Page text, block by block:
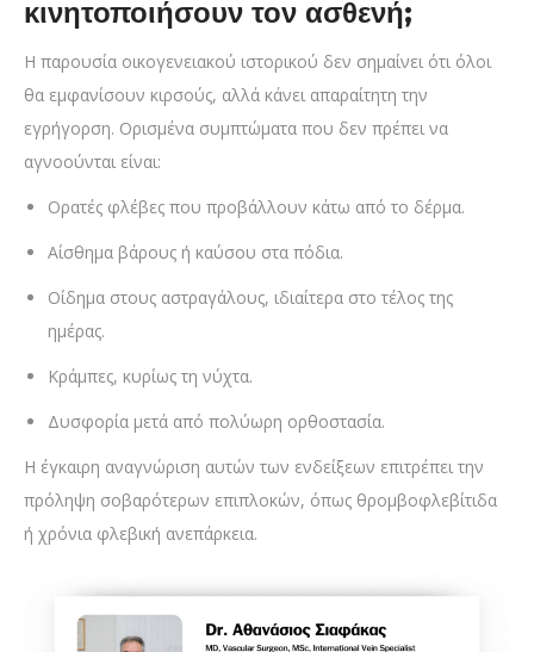
κινητοποιήσουν τον ασθενή;
Η παρουσία οικογενειακού ιστορικού δεν σημαίνει ότι όλοι
θα εμφανίσουν κιρσούς, αλλά κάνει απαραίτητη την
εγρήγορση. Ορισμένα συμπτώματα που δεν πρέπει να
αγνοούνται είναι:
Ορατές φλέβες που προβάλλουν κάτω από το δέρμα.
Αίσθημα βάρους ή καύσου στα πόδια.
Οίδημα στους αστραγάλους, ιδιαίτερα στο τέλος της
ημέρας.
Κράμπες, κυρίως τη νύχτα.
Δυσφορία μετά από πολύωρη ορθοστασία.
Η έγκαιρη αναγνώριση αυτών των ενδείξεων επιτρέπει την
πρόληψη σοβαρότερων επιπλοκών, όπως θρομβοφλεβίτιδα
ή χρόνια φλεβική ανεπάρκεια.